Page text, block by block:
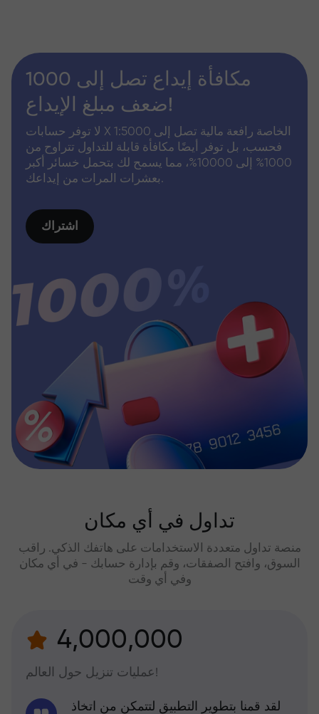
مكافأة إيداع تصل إلى 1000
ضعف مبلغ الإيداع!
لا توفر حسابات X الخاصة رافعة مالية تصل إلى 1:5000
فحسب، بل توفر أيضًا مكافأة قابلة للتداول تتراوح من
1000% إلى 10000%، مما يسمح لك بتحمل خسائر أكبر
بعشرات المرات من إيداعك.
اشتراك
تداول في أي مكان
منصة تداول متعددة الاستخدامات على هاتفك الذكي. راقب
السوق، وافتح الصفقات، وقم بإدارة حسابك - في أي مكان
وفي أي وقت
4,000,000
عمليات تنزيل حول العالم!
لقد قمنا بتطوير التطبيق لتتمكن من اتخاذ